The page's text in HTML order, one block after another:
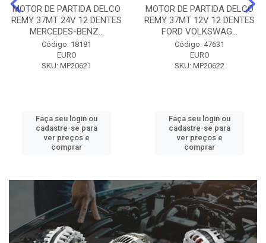
MOTOR DE PARTIDA DELCO
REMY 37MT 24V 12 DENTES
MERCEDES-BENZ...
Código: 18181
EURO
SKU: MP20621
Faça seu login ou
cadastre-se para
ver preços e
comprar
MOTOR DE PARTIDA DELCO
REMY 37MT 12V 12 DENTES
FORD VOLKSWAG...
Código: 47631
EURO
SKU: MP20622
Faça seu login ou
cadastre-se para
ver preços e
comprar